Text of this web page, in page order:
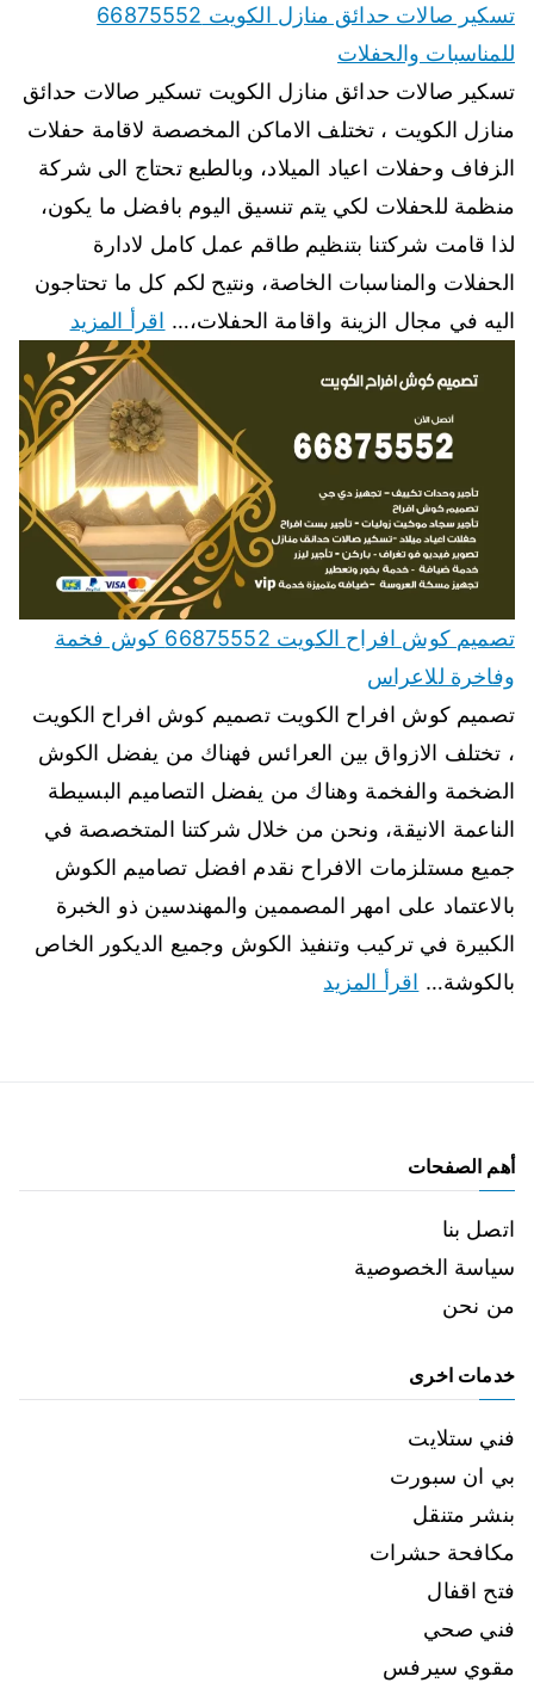
تسكير صالات حدائق منازل الكويت 66875552
للمناسبات والحفلات
تسكير صالات حدائق منازل الكويت تسكير صالات حدائق
منازل الكويت ، تختلف الاماكن المخصصة لاقامة حفلات
الزفاف وحفلات اعياد الميلاد، وبالطبع تحتاج الى شركة
منظمة للحفلات لكي يتم تنسيق اليوم بافضل ما يكون،
لذا قامت شركتنا بتنظيم طاقم عمل كامل لادارة
الحفلات والمناسبات الخاصة، ونتيح لكم كل ما تحتاجون
اليه في مجال الزينة واقامة الحفلات،… اقرأ المزيد
تصميم كوش افراح الكويت 66875552 كوش فخمة
وفاخرة للاعراس
تصميم كوش افراح الكويت تصميم كوش افراح الكويت
، تختلف الازواق بين العرائس فهناك من يفضل الكوش
الضخمة والفخمة وهناك من يفضل التصاميم البسيطة
الناعمة الانيقة، ونحن من خلال شركتنا المتخصصة في
جميع مستلزمات الافراح نقدم افضل تصاميم الكوش
بالاعتماد على امهر المصممين والمهندسين ذو الخبرة
الكبيرة في تركيب وتنفيذ الكوش وجميع الديكور الخاص
بالكوشة… اقرأ المزيد
أهم الصفحات
اتصل بنا
سياسة الخصوصية
من نحن
خدمات اخرى
فني ستلايت
بي ان سبورت
بنشر متنقل
مكافحة حشرات
فتح اقفال
فني صحي
مقوي سيرفس